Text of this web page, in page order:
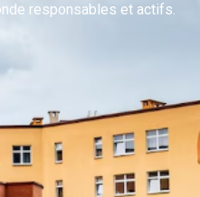
responsables et actifs.